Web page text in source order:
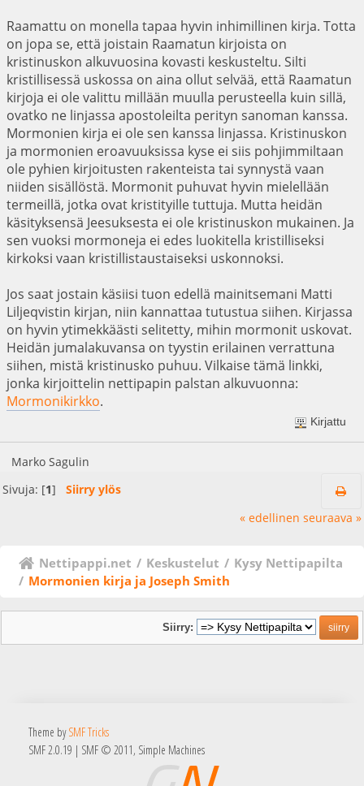
Raamattu on monella tapaa hyvin inhimillinen kirja. Totta
on jopa se, että joistain Raamatun kirjoista on
kristinuskon alkuvuosina kovasti keskusteltu. Silti
kristillisessä uskossa on aina ollut selvää, että Raamatun
kirjoja ei ole valittu millään muulla perusteella kuin sillä,
ovatko ne linjassa apostoleilta perityn sanoman kanssa.
Mormonien kirja ei ole sen kanssa linjassa. Kristinuskon
ja mormonien eroavuuksissa kyse ei siis pohjimmiltaan
ole pyhien kirjoitusten rakenteista tai synnystä vaan
niiden sisällöstä. Mormonit puhuvat hyvin mielellään
termeillä, jotka ovat kristityille tuttuja. Mutta heidän
käsityksensä Jeesuksesta ei ole kristinuskon mukainen. Ja
sen vuoksi mormoneja ei edes luokitella kristilliseksi
kirkoksi vaan kristillistaustaiseksi uskonnoksi.
Jos saat jostain käsiisi tuon edellä mainitsemani Matti
Liljeqvistin kirjan, niin kannattaa tutustua siihen. Kirjassa
on hyvin ytimekkäästi selitetty, mihin mormonit uskovat.
Heidän jumalakuvansa on tyystin erilainen verrattuna
siihen, mistä kristinusko puhuu. Vilkaise tämä linkki,
jonka kirjoittelin nettipapin palstan alkuvuonna:
Mormonikirkko.
Kirjattu
Marko Sagulin
Sivuja: [1] Siirry ylös
« edellinen seuraava »
Nettipappi.net / Keskustelut / Kysy Nettipapilta
/ Mormonien kirja ja Joseph Smith
Siirry:
Theme bySMF Tricks
SMF 2.0.19 | SMF © 2011, Simple Machines